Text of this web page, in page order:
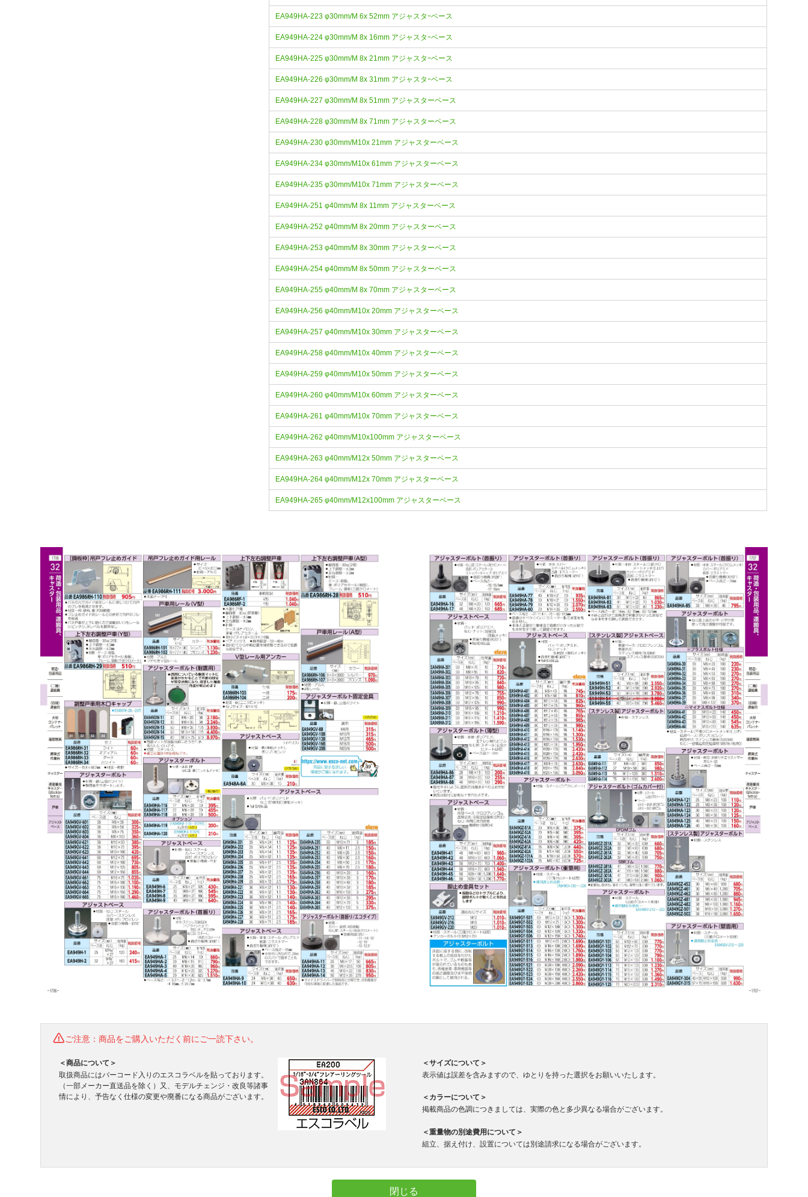
EA949HA-223 φ30mm/M 6x 52mm アジャスタｰベース
EA949HA-224 φ30mm/M 8x 16mm アジャスタｰベース
EA949HA-225 φ30mm/M 8x 21mm アジャスタｰベース
EA949HA-226 φ30mm/M 8x 31mm アジャスタｰベース
EA949HA-227 φ30mm/M 8x 51mm アジャスターベース
EA949HA-228 φ30mm/M 8x 71mm アジャスターベース
EA949HA-230 φ30mm/M10x 21mm アジャスターベース
EA949HA-234 φ30mm/M10x 61mm アジャスターベース
EA949HA-235 φ30mm/M10x 71mm アジャスターベース
EA949HA-251 φ40mm/M 8x 11mm アジャスターベース
EA949HA-252 φ40mm/M 8x 20mm アジャスターベース
EA949HA-253 φ40mm/M 8x 30mm アジャスターベース
EA949HA-254 φ40mm/M 8x 50mm アジャスターベース
EA949HA-255 φ40mm/M 8x 70mm アジャスターベース
EA949HA-256 φ40mm/M10x 20mm アジャスターベース
EA949HA-257 φ40mm/M10x 30mm アジャスターベース
EA949HA-258 φ40mm/M10x 40mm アジャスターベース
EA949HA-259 φ40mm/M10x 50mm アジャスターベース
EA949HA-260 φ40mm/M10x 60mm アジャスターベース
EA949HA-261 φ40mm/M10x 70mm アジャスターベース
EA949HA-262 φ40mm/M10x100mm アジャスターベース
EA949HA-263 φ40mm/M12x 50mm アジャスターベース
EA949HA-264 φ40mm/M12x 70mm アジャスターベース
EA949HA-265 φ40mm/M12x100mm アジャスターベース
ご注意：商品をご購入いただく前にご一読下さい。
＜商品について＞
取扱商品にはバーコード入りのエスコラベルを貼っております。
（一部メーカー直送品を除く）又、モデルチェンジ・改良等諸事
情により、予告なく仕様の変更や廃番になる商品がございます。
＜サイズについて＞
表示値は誤差を含みますので、ゆとりを持った選択をお願いいたします。
＜カラーについて＞
掲載商品の色調につきましては、実際の色と多少異なる場合がございます。
＜重量物の別途費用について＞
組立、据え付け、設置については別途請求になる場合がございます。
閉じる